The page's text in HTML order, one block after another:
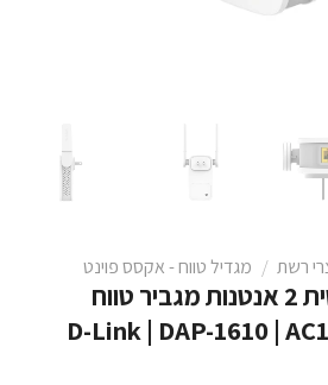
רשת / מגדיל טווח - אקסס פוינט
נקודת גישה אלחוטית 2 אנטנות מגביר טווח